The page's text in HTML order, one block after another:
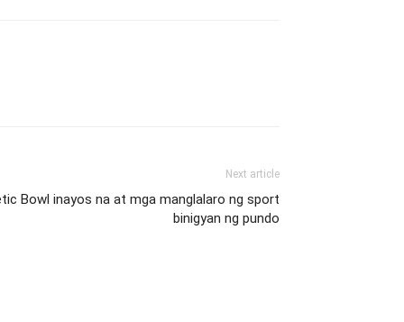
Next article
Bowl inayos na at mga manglalaro ng sport
binigyan ng pundo